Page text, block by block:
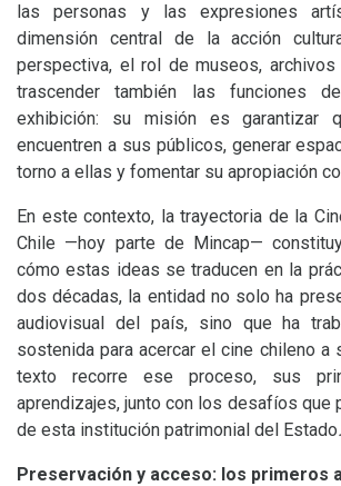
las personas y las expresiones
dimensión central de la acción
perspectiva, el rol de museos,
trascender también las funciones
exhibición: su misión es garantizar
encuentren a sus públicos, generar
torno a ellas y fomentar su apropiación
En este contexto, la trayectoria de la
Chile —hoy parte de Mincap—
cómo estas ideas se traducen en la
dos décadas, la entidad no solo ha
audiovisual del país, sino que ha
sostenida para acercar el cine chileno a
texto recorre ese proceso, sus
aprendizajes, junto con los desafíos que
de esta institución patrimonial del Estado.
Preservación y acceso: los primeros